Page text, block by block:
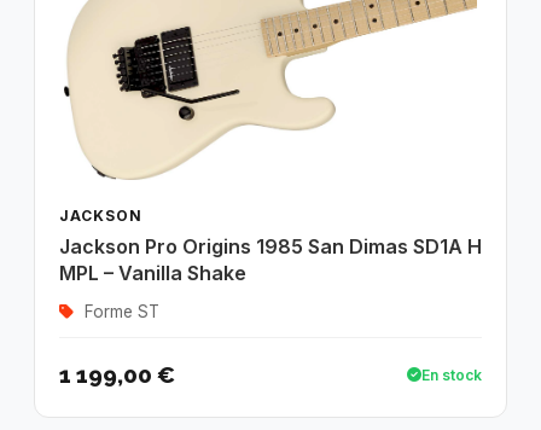
JACKSON
Jackson Pro Origins 1985 San Dimas SD1A H
MPL – Vanilla Shake
Forme ST
1 199,00 € En stock